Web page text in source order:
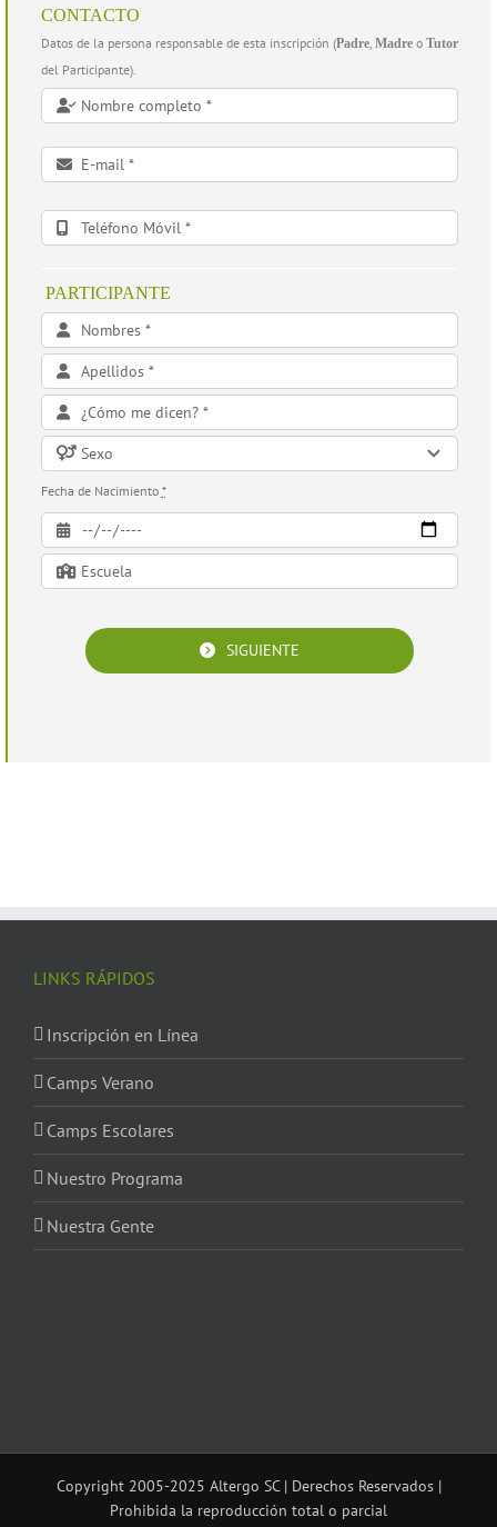
CONTACTO
Datos de la persona responsable de esta inscripción (Padre, Madreo Tutor
del Participante).
PARTICIPANTE
Fecha de Nacimiento *
SIGUIENTE
LINKS RÁPIDOS
Inscripción en Línea
Camps Verano
Camps Escolares
Nuestro Programa
Nuestra Gente
Copyright 2005-2025 Altergo SC | Derechos Reservados |
Prohibida la reproducción total o parcial